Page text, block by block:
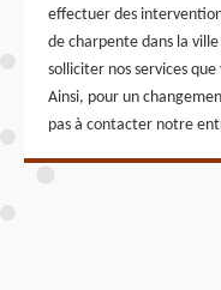
effectuer des
de charpente dans la
solliciter nos services
Ainsi, pour un
pas à contacter notre